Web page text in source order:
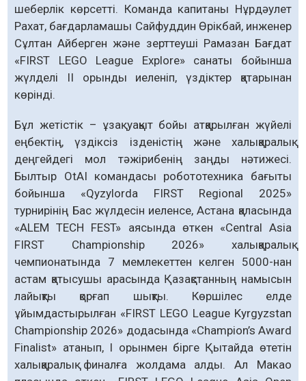
шеберлік көрсетті. Команда капитаны Нұрдәулет
Рахат, бағдарламашы Сайфуддин Өрікбай, инженер
Сұлтан Айберген және зерттеуші Рамазан Бағдат
«FIRST LEGO League Explore» санаты бойынша
жүлделі ІІ орынды иеленіп, үздіктер қатарынан
көрінді.
Бұл жетістік – ұзақ уақыт бойы атқарылған жүйелі
еңбектің, үздіксіз ізденістің және халықаралық
деңгейдегі мол тәжірибенің заңды нәтижесі.
Былтыр OtAI командасы робототехника бағыты
бойынша «Qyzylorda FIRST Regional 2025»
турнирінің Бас жүлдесін иеленсе, Астана қаласында
«ALEM TECH FEST» аясында өткен «Central Asia
FIRST Championship 2026» халықаралық
чемпионатында 7 мемлекеттен келген 5000-нан
астам қатысушы арасында Қазақстанның намысын
лайықты қорғап шықты. Көршілес елде
ұйымдастырылған «FIRST LEGO League Kyrgyzstan
Championship 2026» додасында «Champion’s Award
Finalist» атанып, І орынмен бірге Қытайда өтетін
халықаралық финалға жолдама алды. Ал Макао